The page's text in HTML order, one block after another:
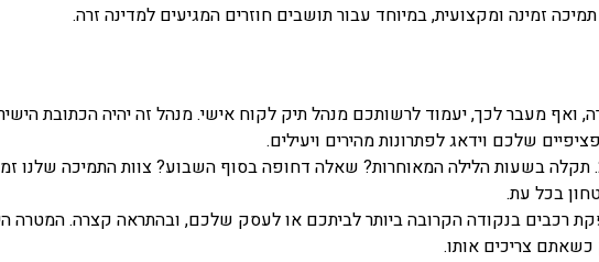
זמינה ומקצועית, במיוחד עבור תושבים חוזרים המגיעים למדינה זרה.
ואף מעבר לכך, יעמוד לרשותכם מנהל תיק לקוח אישי. מנהל זה יהיה הכתובת
שלכם וידאג לפתרונות מהירים ויעילים.
אנו מספקים שירות 24/7. תקלה בשעות הלילה המאוחרות? שאלה דחופה בסוף השבוע? צוות התמיכה
בכל עת.
רכבים בנקודה הקרובה ביותר לביתכם או לעסק שלכם, ובהתראה קצרה. המטרה
צריכים אותו.